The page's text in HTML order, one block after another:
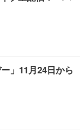
」11月24日から